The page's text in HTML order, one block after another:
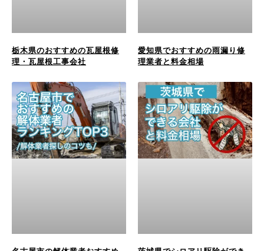
栃木県のおすすめの瓦屋根修
理・瓦屋根工事会社
愛知県でおすすめの雨漏り修
理業者と料金相場